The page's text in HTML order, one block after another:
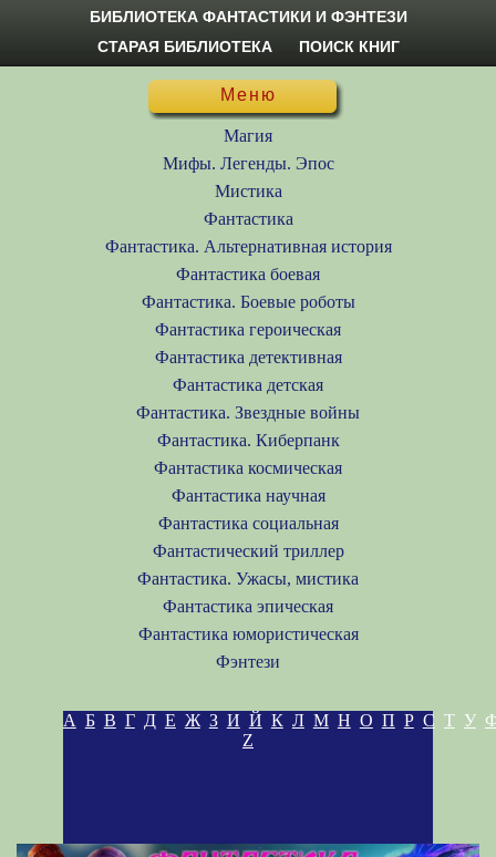
БИБЛИОТЕКА ФАНТАСТИКИ И ФЭНТЕЗИ
СТАРАЯ БИБЛИОТЕКА
ПОИСК КНИГ
Меню
Магия
Мифы. Легенды. Эпос
Мистика
Фантастика
Фантастика. Альтернативная история
Фантастика боевая
Фантастика. Боевые роботы
Фантастика героическая
Фантастика детективная
Фантастика детская
Фантастика. Звездные войны
Фантастика. Киберпанк
Фантастика космическая
Фантастика научная
Фантастика социальная
Фантастический триллер
Фантастика. Ужасы, мистика
Фантастика эпическая
Фантастика юмористическая
Фэнтези
А Б В Г Д Е Ж З И Й К Л М Н О П Р С Т У
Z